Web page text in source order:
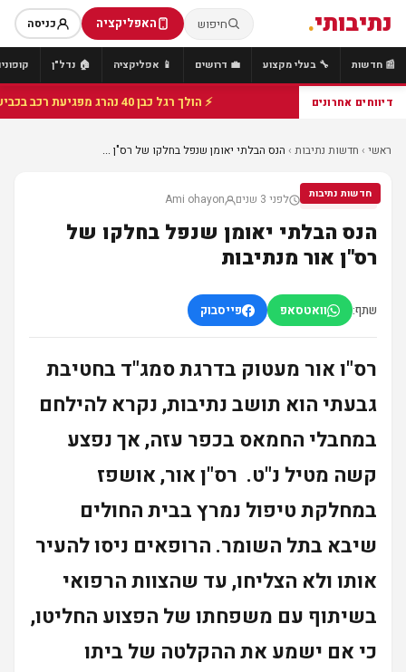
נתיבותי. חיפוש האפליקציה כניסה
📰 חדשות 🔧 בעלי מקצוע 💼 דרושים 📱 אפליקציה 🏠 נדל"ן
דיווחים אחרונים ⚡ הולך רגל כבן 40 נהרג מפגיעת רכב בכביש 25 סמוך לצומת הנשיא, מתנדבי זק"א פועלו בזירה
ראשי › חדשות נתיבות › הנס הבלתי יאומן שנפל בחלקו של רס"ן ...
חדשות נתיבות
חדשות נתיבות לפני 3 שנים Ami ohayon
הנס הבלתי יאומן שנפל בחלקו של
רס"ן אור מנתיבות
שתף: וואטסאפ פייסבוק
רס"ו אור מעטוק בדרגת סמג"ד בחטיבת
גבעתי הוא תושב נתיבות, נקרא להילחם
במחבלי החמאס בכפר עזה, אך נפצע
קשה מטיל נ"ט. רס"ן אור, אושפז
במחלקת טיפול נמרץ בבית החולים
שיבא בתל השומר. הרופאים ניסו להעיר
אותו ולא הצליחו, עד שהצוות הרפואי
בשיתוף עם משפחתו של הפצוע החליטו,
כי אם ישמע את ההקלטה של ביתו